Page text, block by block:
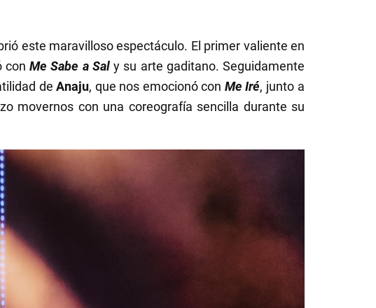
este maravilloso espectáculo. El primer valiente en
conMe Sabe a Saly su arte gaditano. Seguidamente
deAnaju, que nos emocionó con Me Iré, junto a
movernos con una coreografía sencilla durante su